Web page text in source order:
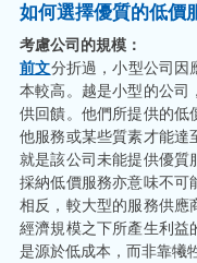
如何選擇優質的低價
考慮公司的規模：
前文分折過，小型公司因
本較高。越是小型的公司
供回饋。他們所提供的低
他服務或某些質素才能達
就是該公司未能提供優質
採納低價服務亦意味不可
相反，較大型的服務供應
經濟規模之下所產生利益
是源於低成本，而非靠犧